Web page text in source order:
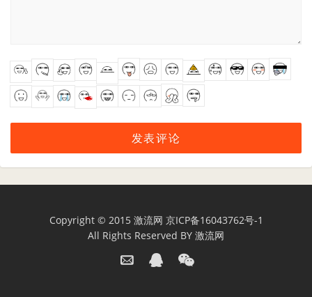
Copyright © 2015 激流网 京ICP备16043762号-1
All Rights Reserved BY 激流网